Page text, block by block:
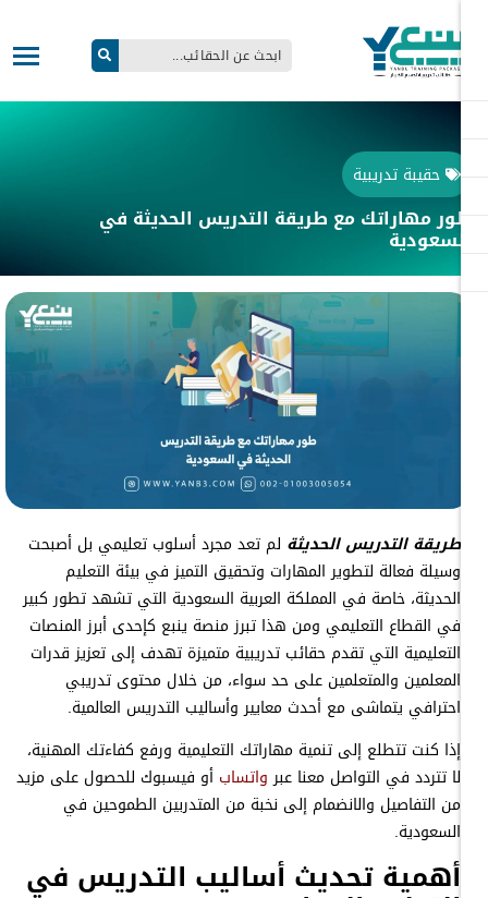
حقيبة تدريبية
مهاراتك مع طريقة التدريس الحديثة في
طريقة التدريس الحديثةلم تعد مجرد أسلوب تعليمي بل أصبحت
وسيلة فعالة لتطوير المهارات وتحقيق التميز في بيئة التعليم
الحديثة، خاصة في المملكة العربية السعودية التي تشهد تطور كبير
في القطاع التعليمي ومن هذا تبرز منصة ينبع كإحدى أبرز المنصات
التعليمية التي تقدم حقائب تدريبية متميزة تهدف إلى تعزيز قدرات
المعلمين والمتعلمين على حد سواء، من خلال محتوى تدريبي
احترافي يتماشى مع أحدث معايير وأساليب التدريس العالمية.
إذا كنت تتطلع إلى تنمية مهاراتك التعليمية ورفع كفاءتك المهنية،
لا تتردد في التواصل معنا عبر واتسابأو فيسبوك للحصول على مزيد
من التفاصيل والانضمام إلى نخبة من المتدربين الطموحين في
السعودية.
أهمية تحديث أساليب التدريس في